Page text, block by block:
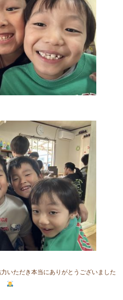
いただき本当にありがとうございました